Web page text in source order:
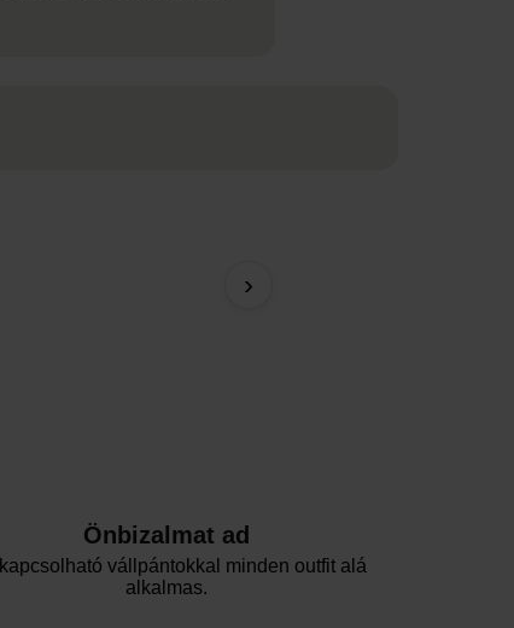
›
Önbizalmat ad
vállpántokkal minden outfit alá
alkalmas.